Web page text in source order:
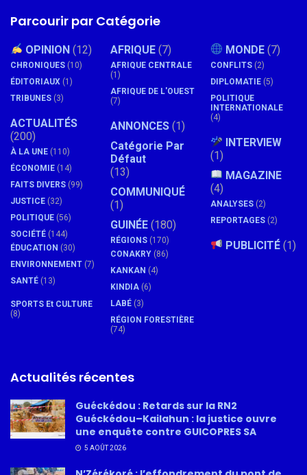
Parcourir par Catégorie
OPINION (12)
CHRONIQUES (10)
ÉDITORIAUX (1)
TRIBUNES (3)
ACTUALITÉS
(200)
À LA UNE (110)
ÉCONOMIE (14)
FAITS DIVERS (99)
JUSTICE (32)
POLITIQUE (56)
SOCIÉTÉ (144)
ÉDUCATION (30)
ENVIRONNEMENT (7)
SANTÉ (13)
SPORTS Et CULTURE
(8)
AFRIQUE (7)
AFRIQUE CENTRALE
(1)
AFRIQUE DE L'OUEST
(7)
ANNONCES (1)
Catégorie Par
Défaut
(13)
COMMUNIQUÉ
(1)
GUINÉE (180)
RÉGIONS (170)
CONAKRY (86)
KANKAN (4)
KINDIA (6)
LABÉ (3)
RÉGION FORESTIÈRE
(74)
MONDE (7)
CONFLITS (2)
DIPLOMATIE (5)
POLITIQUE
INTERNATIONALE
(4)
INTERVIEW
(1)
MAGAZINE
(4)
ANALYSES (2)
REPORTAGES (2)
PUBLICITÉ (1)
Actualités récentes
Guéckédou : Retards sur la RN2
Guéckédou–Kailahun : la justice ouvre
une enquête contre GUICOPRES SA
5 AOÛT 2026